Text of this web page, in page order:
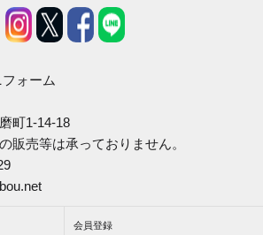
ォーム
町1-14-18
販売等は承っておりません。
会員登録